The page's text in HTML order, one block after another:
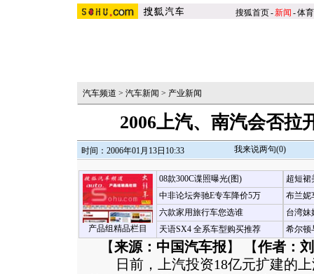
搜狐首页-新闻 -体育
汽车频道 > 汽车新闻 > 产业新闻
2006上汽、南汽会否拉
时间：2006年01月13日10:33 我来说两句(0)
产品组精品栏目
08款300C谍照曝光(图)
中非论坛奔驰E专车降价5万
六款家用旅行车您选谁
天语SX4 全系车型购买推荐
超短裙
布兰妮
台湾妹
希尔顿
【来源：中国汽车报 】 【作者：
日前，上汽投资18亿元扩建的上